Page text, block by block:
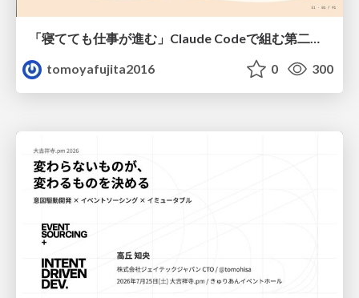
「寝てても仕事が進む」Claude Codeで組む第二の脳
tomoyafujita2016
0 300